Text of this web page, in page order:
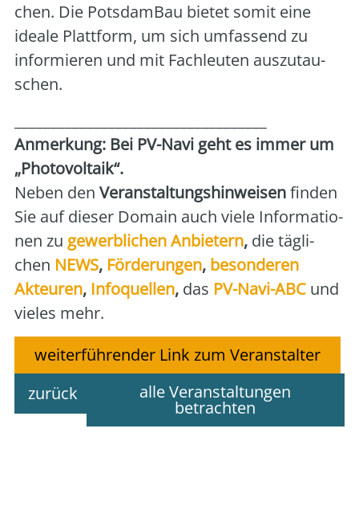
chen. Die Pots­dam­Bau bie­tet somit eine
idea­le Platt­form, um sich umfas­send zu
infor­mie­ren und mit Fach­leu­ten aus­zu­tau­
schen.
Anmer­kung: Bei PV-Navi geht es immer um
„Pho­to­vol­ta­ik“.
Neben den Ver­an­stal­tungs­hin­wei­senfin­den
Sie auf die­ser Domain auch vie­le Infor­ma­tio­
nen zu gewerb­li­chen Anbie­tern, die täg­li­
chen NEWS, För­de­run­gen, beson­de­ren
Akteu­ren, Info­quel­len, das PV-Navi-ABC und
vie­les mehr.
weiterführender Link zum Veranstalter
zurück
alle Veranstaltungen
betrachten